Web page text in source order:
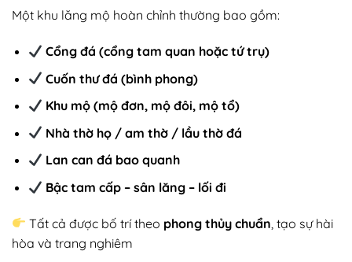
Một khu lăng mộ hoàn chỉnh thường bao gồm:
Cổng đá (cổng tam quan hoặc tứ trụ)
Cuốn thư đá (bình phong)
Khu mộ (mộ đơn, mộ đôi, mộ tổ)
Nhà thờ họ / am thờ / lầu thờ đá
Lan can đá bao quanh
Bậc tam cấp – sân lăng – lối đi
Tất cả được bố trí theo phong thủy chuẩn , tạo sự hài
hòa và trang nghiêm